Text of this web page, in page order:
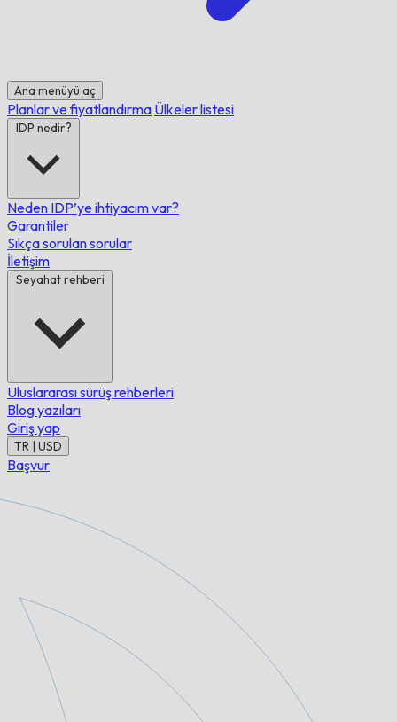
Ana menüyü aç
Planlar ve fiyatlandırma Ülkeler listesi
IDP nedir?
Neden IDP’ye ihtiyacım var?
Garantiler
Sıkça sorulan sorular
İletişim
Seyahat rehberi
Uluslararası sürüş rehberleri
Blog yazıları
Giriş yap
TR | USD
Başvur